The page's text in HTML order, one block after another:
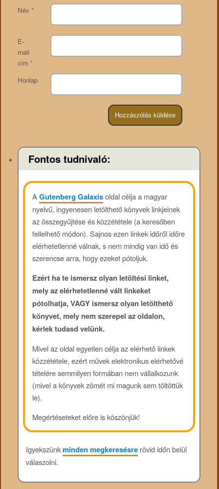
Név *
E-
mail
cím *
Honlap
Fontos tudnivaló:
AGutenberg Galaxisoldal célja a magyar
nyelvű, ingyenesen letölthető könyvek linkjeinek
az összegyűjtése és közzététele (a keresőben
fellelhető módon). Sajnos ezen linkek időről időre
elérhetetlenné válnak, s nem mindig van idő és
szerencse arra, hogy ezeket pótoljuk.
Ezért ha te ismersz olyan letöltési linket,
mely az elérhetetlenné vált linkeket
pótolhatja, VAGY ismersz olyan letölthető
könyvet, mely nem szerepel az oldalon,
kérlek tudasd velünk.
Mivel az oldal egyetlen célja az elérhető linkek
közzététele, ezért művek elektronikus elérhetővé
tételére semmilyen formában nem vállalkozunk
(mivel a könyvek zömét mi magunk sem töltöttük
le).
Megértéseteket előre is köszönjük!
Igyekszünkminden megkeresésrerövid időn belül
válaszolni.